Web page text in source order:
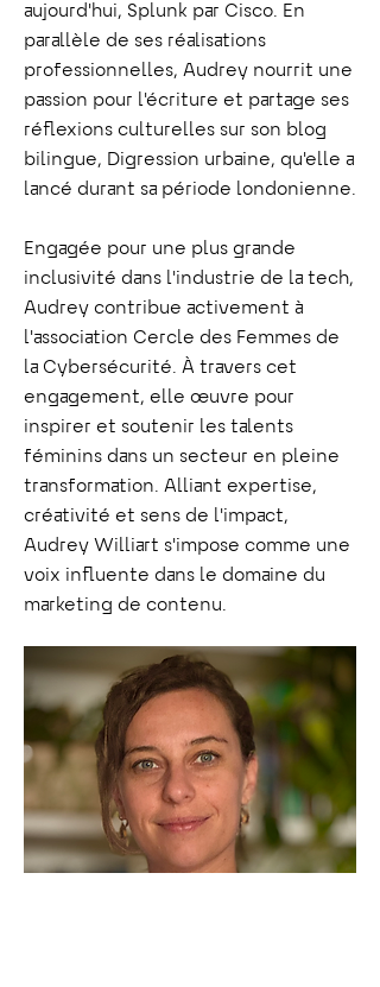
aujourd'hui, Splunk par Cisco. En
parallèle de ses réalisations
professionnelles, Audrey nourrit une
passion pour l'écriture et partage ses
réflexions culturelles sur son blog
bilingue, Digression urbaine, qu'elle a
lancé durant sa période londonienne.
Engagée pour une plus grande
inclusivité dans l'industrie de la tech,
Audrey contribue activement à
l'association Cercle des Femmes de
la Cybersécurité. À travers cet
engagement, elle œuvre pour
inspirer et soutenir les talents
féminins dans un secteur en pleine
transformation. Alliant expertise,
créativité et sens de l'impact,
Audrey Williart s'impose comme une
voix influente dans le domaine du
marketing de contenu.